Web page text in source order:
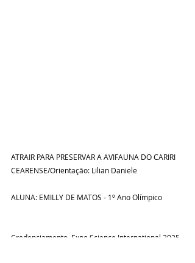
ATRAIR PARA PRESERVAR A AVIFAUNA DO CARIRI
CEARENSE/Orientação: Lilian Daniele
ALUNA: EMILLY DE MATOS - 1º Ano Olímpico
Credenciamento  Expo Science International 2025